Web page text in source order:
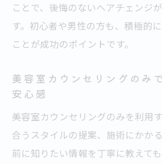
ことで、後悔のないヘアチェンジ
す。初心者や男性の方も、積極的
ことが成功のポイントです。
美容室カウンセリングのみ
安心感
美容室カウンセリングのみを利用
合うスタイルの提案、施術にかか
前に知りたい情報を丁寧に教えて